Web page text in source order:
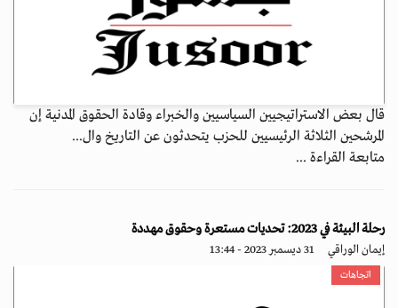
قال بعض الاستراتيجيين السياسيين والخبراء وقادة الحقوق المدنية إن
المرشحين الثلاثة الرئيسيين للحزب يتحدثون عن التاريخ وال...
متابعة القراءة ...
رحلة البيئة في 2023: تحديات مستعرة وحقوق مهددة
إيمان الوراقي 31 ديسمبر 2023 - 13:44
اتجاهات